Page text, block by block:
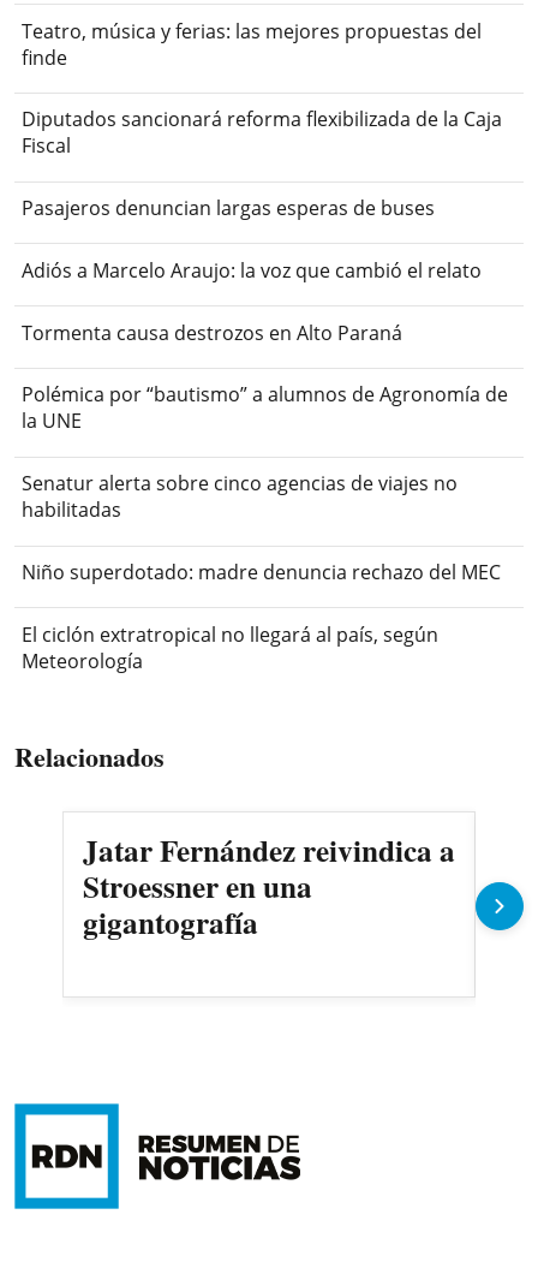
Teatro, música y ferias: las mejores propuestas del
finde
Diputados sancionará reforma flexibilizada de la Caja
Fiscal
Pasajeros denuncian largas esperas de buses
Adiós a Marcelo Araujo: la voz que cambió el relato
Tormenta causa destrozos en Alto Paraná
Polémica por “bautismo” a alumnos de Agronomía de
la UNE
Senatur alerta sobre cinco agencias de viajes no
habilitadas
Niño superdotado: madre denuncia rechazo del MEC
El ciclón extratropical no llegará al país, según
Meteorología
Relacionados
Jatar Fernández reivindica a
Stroessner en una
gigantografía